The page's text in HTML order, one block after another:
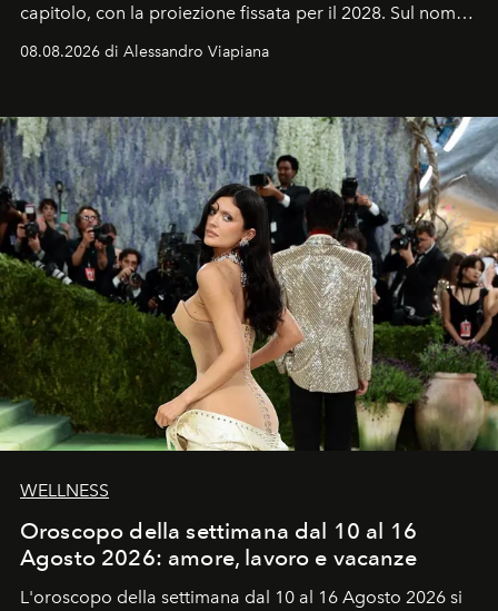
capitolo, con la proiezione fissata per il 2028. Sul nome
dell’attore chiamato a raccogliere l’eredità di Daniel
Craig, però, regna ancora il più assoluto riserbo.
08.08.2026 di Alessandro Viapiana
WELLNESS
Oroscopo della settimana dal 10 al 16
Agosto 2026: amore, lavoro e vacanze
L'oroscopo della settimana dal 10 al 16 Agosto 2026 si